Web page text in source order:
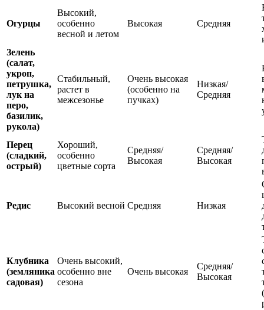
Огурцы
Высокий,
особенно
весной и летом
Высокая Средняя
Зелень
(салат,
укроп,
петрушка,
лук на
перо,
базилик,
рукола)
Стабильный,
растет в
межсезонье
Очень высокая
(особенно на
пучках)
Низкая/
Средняя
Перец
(сладкий,
острый)
Хороший,
особенно
цветные сорта
Средняя/
Высокая
Средняя/
Высокая
Редис Высокий весной Средняя Низкая
Клубника
(земляника
садовая)
Очень высокий,
особенно вне
сезона
Очень высокая
Средняя/
Высокая